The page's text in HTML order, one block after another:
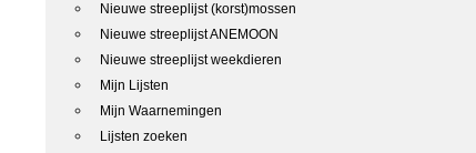
Nieuwe streeplijst (korst)mossen
Nieuwe streeplijst ANEMOON
Nieuwe streeplijst weekdieren
Mijn Lijsten
Mijn Waarnemingen
Lijsten zoeken